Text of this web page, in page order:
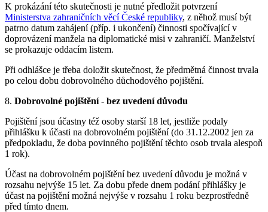
K prokázání této skutečnosti je nutné předložit potvrzení
Ministerstva zahraničních věcí České republiky, z něhož musí být
patrno datum zahájení (příp. i ukončení) činnosti spočívající v
doprovázení manžela na diplomatické misi v zahraničí. Manželství
se prokazuje oddacím listem.
Při odhlášce je třeba doložit skutečnost, že předmětná činnost trvala
po celou dobu dobrovolného důchodového pojištění.
8. Dobrovolné pojištění- bez uvedení důvodu
Pojištění jsou účastny též osoby starší 18 let, jestliže podaly
přihlášku k účasti na dobrovolném pojištění (do 31.12.2002 jen za
předpokladu, že doba povinného pojištění těchto osob trvala alespoň
1 rok).
Účast na dobrovolném pojištění bez uvedení důvodu je možná v
rozsahu nejvýše 15 let. Za dobu přede dnem podání přihlášky je
účast na pojištění možná nejvýše v rozsahu 1 roku bezprostředně
před tímto dnem.